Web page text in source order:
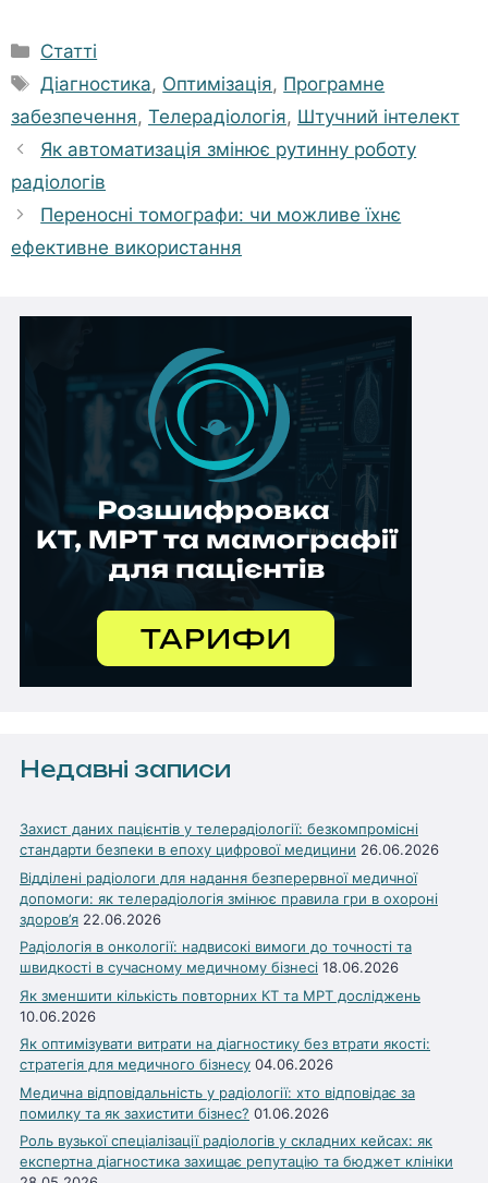
Категорії
Статті
Позначки
Діагностика, Оптимізація, Програмне
забезпечення, Телерадіологія, Штучний інтелект
Як автоматизація змінює рутинну роботу
радіологів
Переносні томографи: чи можливе їхнє
ефективне використання
Недавні записи
Захист даних пацієнтів у телерадіології: безкомпромісні
стандарти безпеки в епоху цифрової медицини 26.06.2026
Відділені радіологи для надання безперервної медичної
допомоги: як телерадіологія змінює правила гри в охороні
здоров’я 22.06.2026
Радіологія в онкології: надвисокі вимоги до точності та
швидкості в сучасному медичному бізнесі 18.06.2026
Як зменшити кількість повторних КТ та МРТ досліджень
10.06.2026
Як оптимізувати витрати на діагностику без втрати якості:
стратегія для медичного бізнесу 04.06.2026
Медична відповідальність у радіології: хто відповідає за
помилку та як захистити бізнес? 01.06.2026
Роль вузької спеціалізації радіологів у складних кейсах: як
експертна діагностика захищає репутацію та бюджет клініки